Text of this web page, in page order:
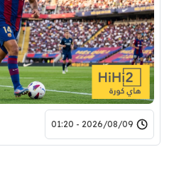
2026/08/09 - 01:20